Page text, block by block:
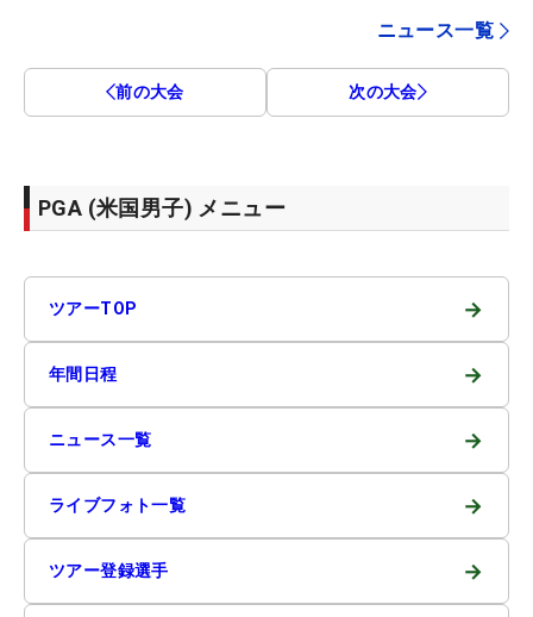
ニュース一覧
前の大会 次の大会
PGA (米国男子) メニュー
ツアーTOP →
年間日程 →
ニュース一覧 →
ライブフォト一覧 →
ツアー登録選手 →